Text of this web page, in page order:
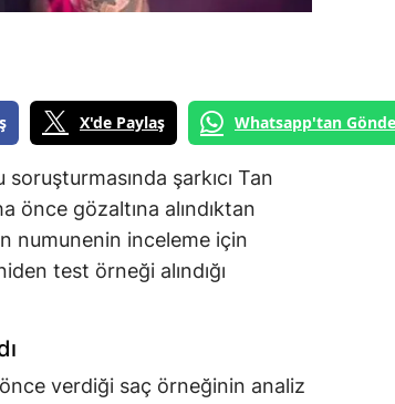
X'de Paylaş Whatsapp'tan
şarkıcı Tan
önce gözaltına alındıktan
numunenin inceleme için
test örneği alındığı
verdiği saç örneğinin analiz